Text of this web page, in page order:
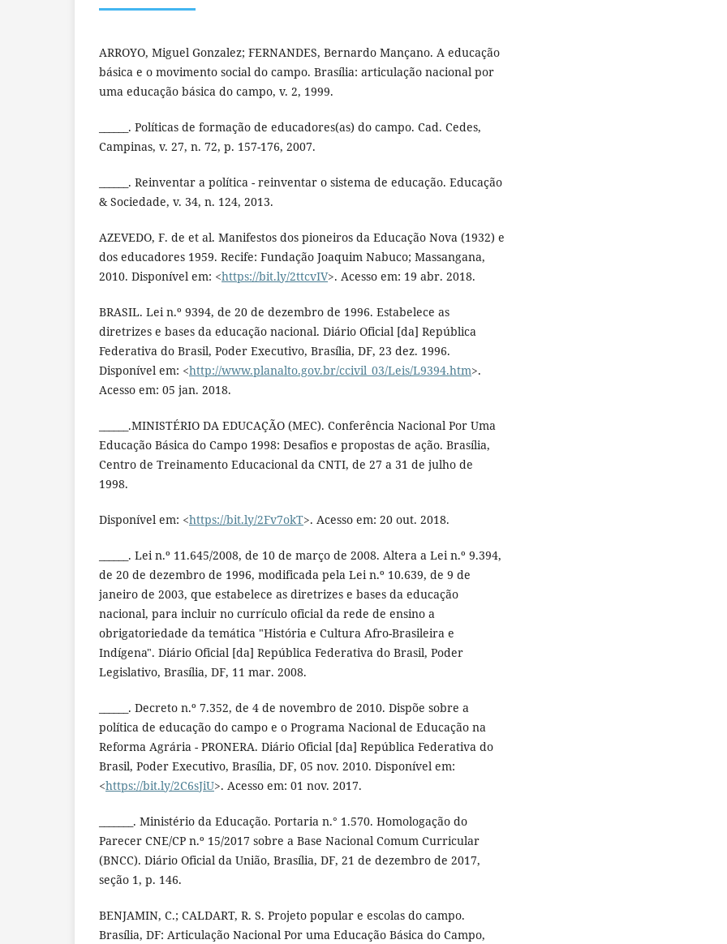
ARROYO, Miguel Gonzalez; FERNANDES, Bernardo Mançano. A educação
básica e o movimento social do campo. Brasília: articulação nacional por
uma educação básica do campo, v. 2, 1999.
______. Políticas de formação de educadores(as) do campo. Cad. Cedes,
Campinas, v. 27, n. 72, p. 157-176, 2007.
______. Reinventar a política - reinventar o sistema de educação. Educação
& Sociedade, v. 34, n. 124, 2013.
AZEVEDO, F. de et al. Manifestos dos pioneiros da Educação Nova (1932) e
dos educadores 1959. Recife: Fundação Joaquim Nabuco; Massangana,
2010. Disponível em: <https://bit.ly/2ttcvIV>. Acesso em: 19 abr. 2018.
BRASIL. Lei n.º 9394, de 20 de dezembro de 1996. Estabelece as
diretrizes e bases da educação nacional. Diário Oficial [da] República
Federativa do Brasil, Poder Executivo, Brasília, DF, 23 dez. 1996.
Disponível em: <http://www.planalto.gov.br/ccivil_03/Leis/L9394.htm>.
Acesso em: 05 jan. 2018.
______.MINISTÉRIO DA EDUCAÇÃO (MEC). Conferência Nacional Por Uma
Educação Básica do Campo 1998: Desafios e propostas de ação. Brasília,
Centro de Treinamento Educacional da CNTI, de 27 a 31 de julho de
1998.
Disponível em: <https://bit.ly/2Fv7okT>. Acesso em: 20 out. 2018.
______. Lei n.º 11.645/2008, de 10 de março de 2008. Altera a Lei n.º 9.394,
de 20 de dezembro de 1996, modificada pela Lei n.º 10.639, de 9 de
janeiro de 2003, que estabelece as diretrizes e bases da educação
nacional, para incluir no currículo oficial da rede de ensino a
obrigatoriedade da temática "História e Cultura Afro-Brasileira e
Indígena". Diário Oficial [da] República Federativa do Brasil, Poder
Legislativo, Brasília, DF, 11 mar. 2008.
______. Decreto n.º 7.352, de 4 de novembro de 2010. Dispõe sobre a
política de educação do campo e o Programa Nacional de Educação na
Reforma Agrária - PRONERA. Diário Oficial [da] República Federativa do
Brasil, Poder Executivo, Brasília, DF, 05 nov. 2010. Disponível em:
<https://bit.ly/2C6sJiU>. Acesso em: 01 nov. 2017.
_______. Ministério da Educação. Portaria n.° 1.570. Homologação do
Parecer CNE/CP n.º 15/2017 sobre a Base Nacional Comum Curricular
(BNCC). Diário Oficial da União, Brasília, DF, 21 de dezembro de 2017,
seção 1, p. 146.
BENJAMIN, C.; CALDART, R. S. Projeto popular e escolas do campo.
Brasília, DF: Articulação Nacional Por uma Educação Básica do Campo,